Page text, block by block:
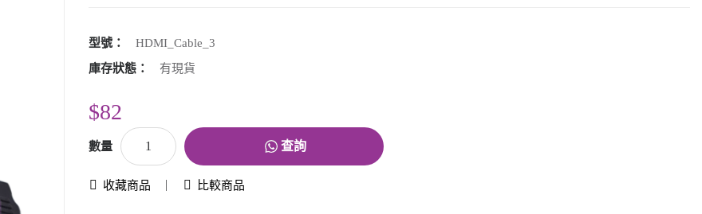
型號：
HDMI_Cable_3
庫存狀態：
有現貨
$82
數量 查詢
收藏商品 比較商品